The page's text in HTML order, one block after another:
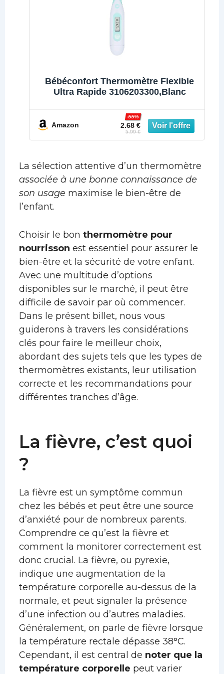
Bébéconfort Thermomètre Flexible
Ultra Rapide 3106203300,Blanc
Amazon 2.68 €
-55%
5.99 €
La sélection attentive d’un thermomètre
associée à une bonne connaissance de
son usage maximise le bien-être de
l’enfant.
Choisir le bon thermomètre pour
nourrisson est essentiel pour assurer le
bien-être et la sécurité de votre enfant.
Avec une multitude d’options
disponibles sur le marché, il peut être
difficile de savoir par où commencer.
Dans le présent billet, nous vous
guiderons à travers les considérations
clés pour faire le meilleur choix,
abordant des sujets tels que les types de
thermomètres existants, leur utilisation
correcte et les recommandations pour
différentes tranches d’âge.
La fièvre, c’est quoi
?
La fièvre est un symptôme commun
chez les bébés et peut être une source
d’anxiété pour de nombreux parents.
Comprendre ce qu’est la fièvre et
comment la monitorer correctement est
donc crucial. La fièvre, ou pyrexie,
indique une augmentation de la
température corporelle au-dessus de la
normale, et peut signaler la présence
d’une infection ou d’autres maladies.
Généralement, on parle de fièvre lorsque
la température rectale dépasse 38°C.
Cependant, il est central de noter que la
température corporelle peut varier